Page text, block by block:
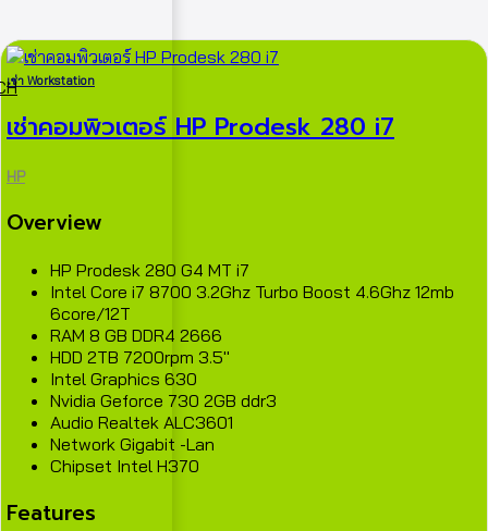
เช่า Workstation
เช่าคอมพิวเตอร์ HP Prodesk 280 i7
HP
Overview
HP Prodesk 280 G4 MT i7
Intel Core i7 8700 3.2Ghz Turbo Boost 4.6Ghz 12mb
6core/12T
RAM 8 GB DDR4 2666
HDD 2TB 7200rpm 3.5"
Intel Graphics 630
Nvidia Geforce 730 2GB ddr3
Audio Realtek ALC3601
Network Gigabit -Lan
Chipset Intel H370
Features